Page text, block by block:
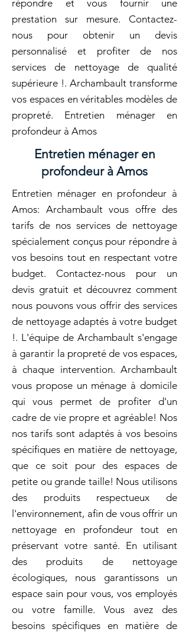
répondre et vous fournir une
prestation sur mesure. Contactez-
nous pour obtenir un devis
personnalisé et profiter de nos
services de nettoyage de qualité
supérieure !. Archambault transforme
vos espaces en véritables modèles de
propreté. Entretien ménager en
profondeur à Amos
Entretien ménager en
profondeur à Amos
Entretien ménager en profondeur à
Amos: Archambault vous offre des
tarifs de nos services de nettoyage
spécialement conçus pour répondre à
vos besoins tout en respectant votre
budget. Contactez-nous pour un
devis gratuit et découvrez comment
nous pouvons vous offrir des services
de nettoyage adaptés à votre budget
!. L'équipe de Archambault s'engage
à garantir la propreté de vos espaces,
à chaque intervention. Archambault
vous propose un ménage à domicile
qui vous permet de profiter d'un
cadre de vie propre et agréable! Nos
nos tarifs sont adaptés à vos besoins
spécifiques en matière de nettoyage,
que ce soit pour des espaces de
petite ou grande taille! Nous utilisons
des produits respectueux de
l'environnement, afin de vous offrir un
nettoyage en profondeur tout en
préservant votre santé. En utilisant
des produits de nettoyage
écologiques, nous garantissons un
espace sain pour vous, vos employés
ou votre famille. Vous avez des
besoins spécifiques en matière de